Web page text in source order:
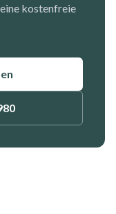
kostenfreie